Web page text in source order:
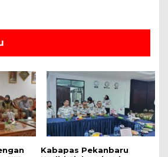
Kabapas Pekanbaru